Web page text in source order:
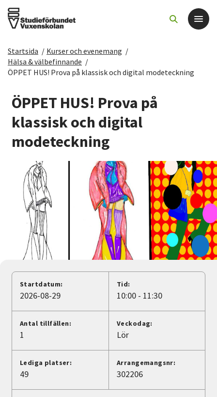
Det här gör vi
Sök kurser och evenemang
Om SV
Starta studiecirkel
Cirkelledare
Nyheter
Avdelningar
Lyssna
Startsida / Kurser och evenemang /
Hälsa & välbefinnande /
ÖPPET HUS! Prova på klassisk och digital modeteckning
ÖPPET HUS! Prova på
klassisk och digital
modeteckning
Startdatum:
2026-08-29
Tid:
10:00 - 11:30
Antal tillfällen:
1
Veckodag:
Lör
Lediga platser:
49
Arrangemangsnr:
302206